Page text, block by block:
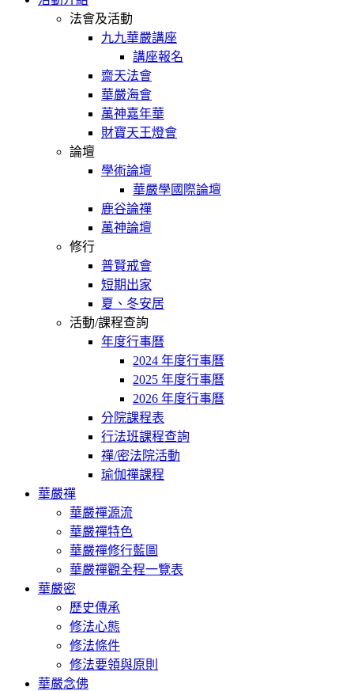
法會及活動
九九華嚴講座
講座報名
齋天法會
華嚴海會
萬神嘉年華
財寶天王燈會
論壇
學術論壇
華嚴學國際論壇
鹿谷論禪
萬神論壇
修行
普賢戒會
短期出家
夏、冬安居
活動/課程查詢
年度行事曆
2024 年度行事曆
2025 年度行事曆
2026 年度行事曆
分院課程表
行法班課程查詢
禪/密法院活動
瑜伽禪課程
華嚴禪
華嚴禪源流
華嚴禪特色
華嚴禪修行藍圖
華嚴禪觀全程一覽表
華嚴密
歷史傳承
修法心態
修法條件
修法要領與原則
華嚴念佛